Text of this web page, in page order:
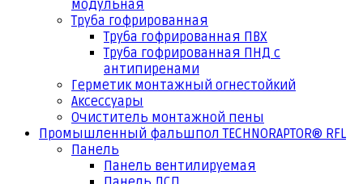
модульная
Труба гофрированная
Труба гофрированная ПВХ
Труба гофрированная ПНД с
антипиренами
Герметик монтажный огнестойкий
Аксессуары
Очиститель монтажной пены
Промышленный фальшпол TECHNORAPTOR® RFL
Панель
Панель вентилируемая